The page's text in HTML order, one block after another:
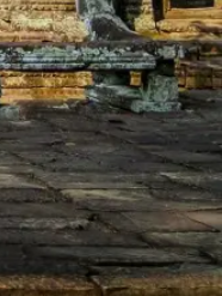
nur die
einige